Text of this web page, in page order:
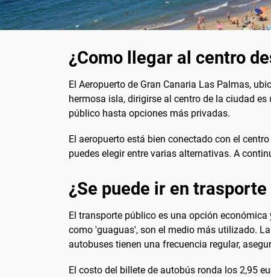
¿Como llegar al centro
El Aeropuerto de Gran Canaria Las Palmas,
hermosa isla, dirigirse al centro de la ciudad
público hasta opciones más privadas.
El aeropuerto está bien conectado con el
puedes elegir entre varias alternativas. A
¿Se puede ir en
El transporte público es una opción
como 'guaguas', son el medio más utilizado.
autobuses tienen una frecuencia regular,
El costo del billete de autobús ronda los 2,95